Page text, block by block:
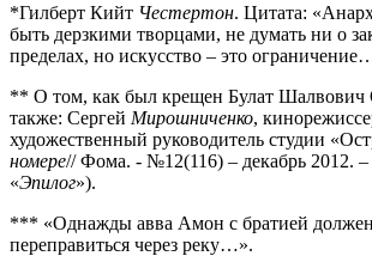
*Гилберт Кийт Честертон. Цитата:
быть дерзкими творцами, не думать ни о
пределах, но искусство – это
** О том, как был крещен Булат Шалвович
также: Сергей Мирошниченко,
художественный руководитель студии
номере// Фома. - №12(116) – декабрь 2012.
«Эпилог»).
*** «Однажды авва Амон с братией
переправиться через реку…».